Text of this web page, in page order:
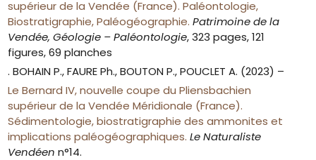
supérieur de la Vendée (France). Paléontologie,
Biostratigraphie, Paléogéographie. Patrimoine de la
Vendée, Géologie – Paléontologie, 323 pages, 121
figures, 69 planches
. BOHAIN P., FAURE Ph., BOUTON P., POUCLET A. (2023) –
Le Bernard IV, nouvelle coupe du Pliensbachien
supérieur de la Vendée Méridionale (France).
Sédimentologie, biostratigraphie des ammonites et
implications paléogéographiques.Le Naturaliste
Vendéen n°14.